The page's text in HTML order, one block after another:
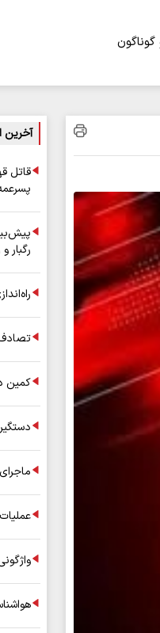
گوناگون
آخرین
قاتل
رگبار
تصادف رخ‌به‌رخ ۲
کمین